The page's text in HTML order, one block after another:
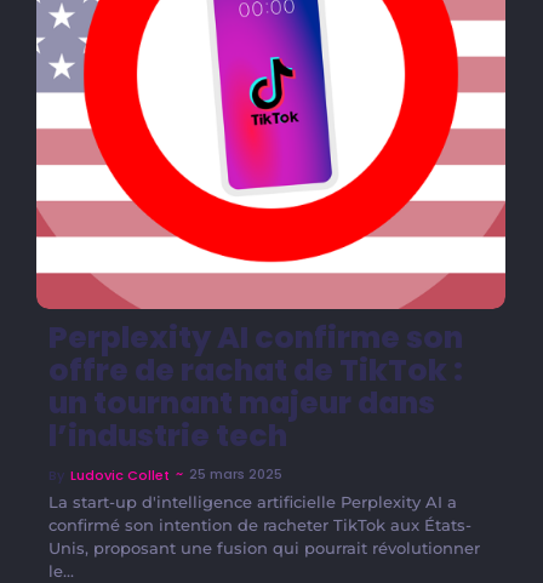
Perplexity AI confirme son
offre de rachat de TikTok :
un tournant majeur dans
l’industrie tech
By Ludovic Collet ~ 25 mars 2025
La start-up d'intelligence artificielle Perplexity AI a
confirmé son intention de racheter TikTok aux États-
Unis, proposant une fusion qui pourrait révolutionner
le...